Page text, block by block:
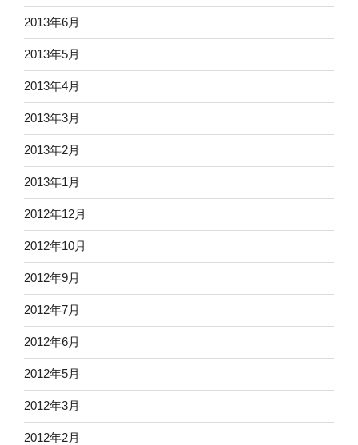
2013年6月
2013年5月
2013年4月
2013年3月
2013年2月
2013年1月
2012年12月
2012年10月
2012年9月
2012年7月
2012年6月
2012年5月
2012年3月
2012年2月